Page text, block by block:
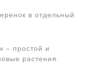
в отдельный
– простой и
растения.